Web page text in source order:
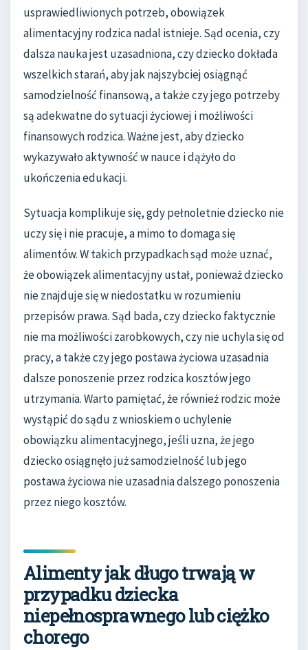
usprawiedliwionych potrzeb, obowiązek
alimentacyjny rodzica nadal istnieje. Sąd ocenia, czy
dalsza nauka jest uzasadniona, czy dziecko dokłada
wszelkich starań, aby jak najszybciej osiągnąć
samodzielność finansową, a także czy jego potrzeby
są adekwatne do sytuacji życiowej i możliwości
finansowych rodzica. Ważne jest, aby dziecko
wykazywało aktywność w nauce i dążyło do
ukończenia edukacji.
Sytuacja komplikuje się, gdy pełnoletnie dziecko nie
uczy się i nie pracuje, a mimo to domaga się
alimentów. W takich przypadkach sąd może uznać,
że obowiązek alimentacyjny ustał, ponieważ dziecko
nie znajduje się w niedostatku w rozumieniu
przepisów prawa. Sąd bada, czy dziecko faktycznie
nie ma możliwości zarobkowych, czy nie uchyla się od
pracy, a także czy jego postawa życiowa uzasadnia
dalsze ponoszenie przez rodzica kosztów jego
utrzymania. Warto pamiętać, że również rodzic może
wystąpić do sądu z wnioskiem o uchylenie
obowiązku alimentacyjnego, jeśli uzna, że jego
dziecko osiągnęło już samodzielność lub jego
postawa życiowa nie uzasadnia dalszego ponoszenia
przez niego kosztów.
Alimenty jak długo trwają w
przypadku dziecka
niepełnosprawnego lub ciężko
chorego